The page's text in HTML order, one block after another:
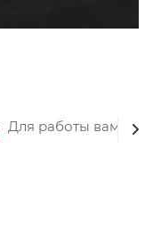
Для работы вам